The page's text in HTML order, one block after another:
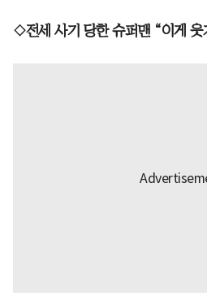
◇전세 사기 당한 슈퍼맨 “이게 웃